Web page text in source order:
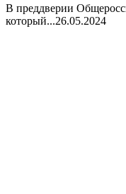
В преддверии
который...26.05.2024